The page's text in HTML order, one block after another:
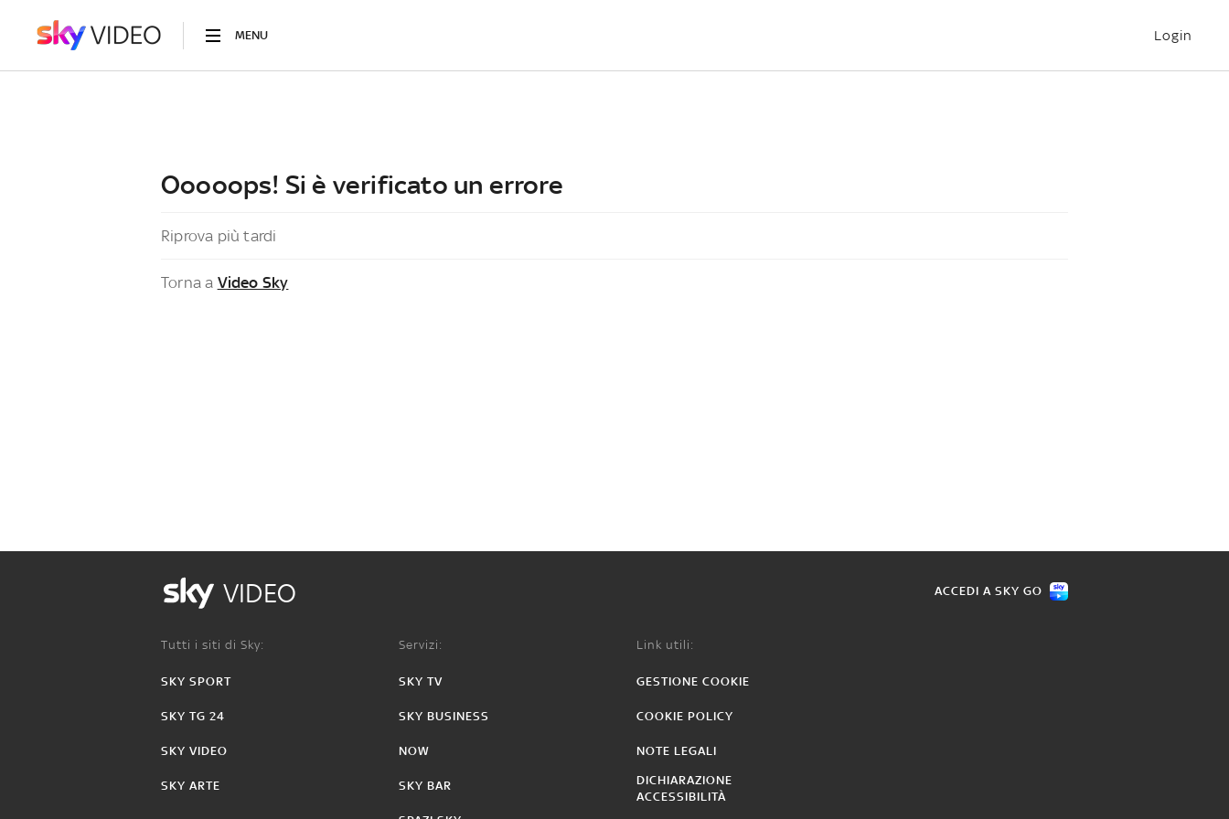
MENU Login
Ooooops! Si è verificato un errore
Riprova più tardi
Torna a Video Sky
VIDEO ACCEDI A SKY GO
Tutti i siti di Sky:
SKY SPORT
SKY TG 24
SKY VIDEO
SKY ARTE
Servizi:
SKY TV
SKY BUSINESS
NOW
SKY BAR
Link utili:
GESTIONE COOKIE
COOKIE POLICY
NOTE LEGALI
DICHIARAZIONE
ACCESSIBILITÀ